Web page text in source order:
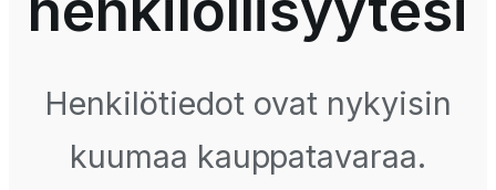
Henkilötiedot ovat nykyisin
kuumaa kauppatavaraa.